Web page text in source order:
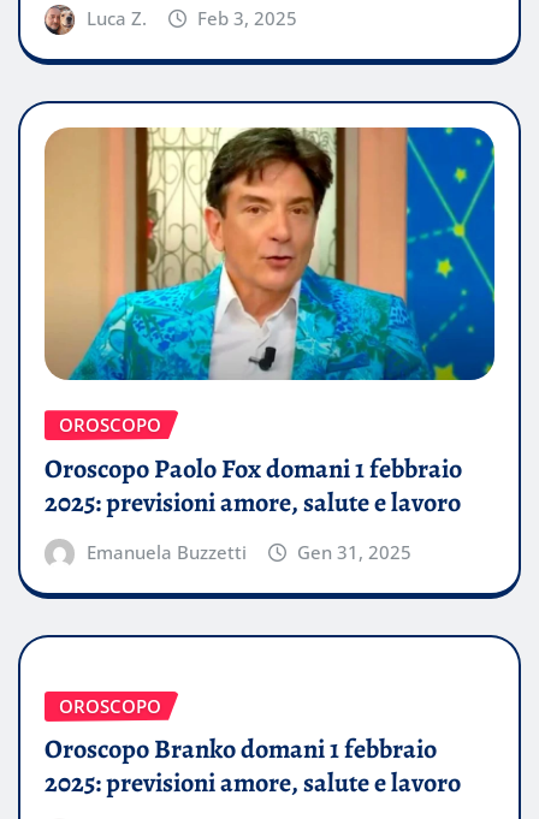
Luca Z. Feb 3, 2025
OROSCOPO
Oroscopo Paolo Fox domani 1 febbraio
2025: previsioni amore, salute e lavoro
Emanuela Buzzetti Gen 31, 2025
OROSCOPO
Oroscopo Branko domani 1 febbraio
2025: previsioni amore, salute e lavoro